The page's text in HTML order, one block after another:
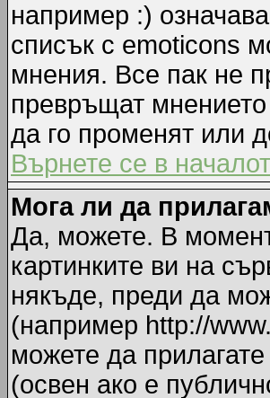
например :)
списък с emoticons
мнения. Все пак не
превръщат
да го променят или
Върнете се в
Мога ли да
Да, можете. В
картинките ви на
някъде, преди да
(например http://
можете да
(освен ако е